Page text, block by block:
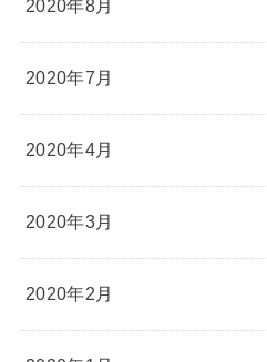
2020年8月
2020年7月
2020年4月
2020年3月
2020年2月